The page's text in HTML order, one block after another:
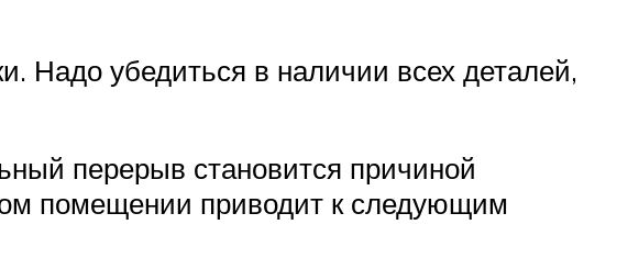
Надо убедиться в наличии всех деталей,
перерыв становится причиной
помещении приводит к следующим